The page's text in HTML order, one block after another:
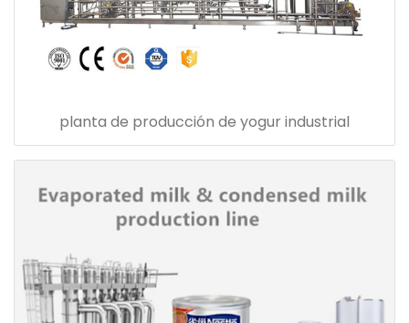
planta de producción de yogur industrial